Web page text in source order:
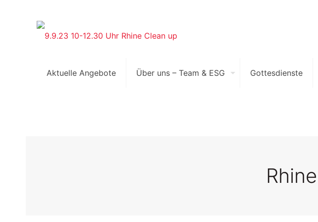
Aktuelle Angebote Über uns – Team & ESG Gottesdienste